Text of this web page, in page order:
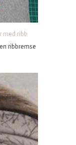
med ribb
ribbremse